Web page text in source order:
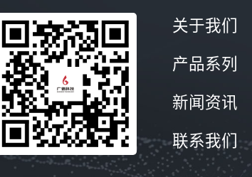
关于我们
产品系列
新闻资讯
联系我们